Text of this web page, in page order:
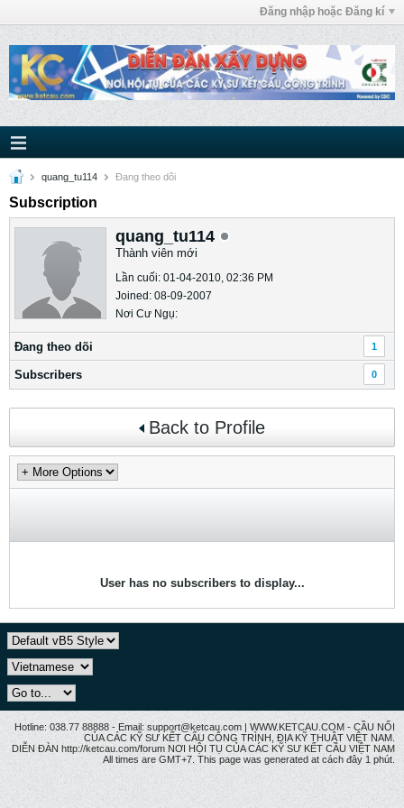
Đăng nhập hoặc Đăng kí
quang_tu114 Ðang theo dõi
Subscription
quang_tu114
Thành viên mới
Lần cuối: 01-04-2010, 02:36 PM
Joined: 08-09-2007
Nơi Cư Ngụ:
Ðang theo dõi 1
Subscribers 0
Back to Profile
User has no subscribers to display...
Hotline: 038.77 88888 - Email: support@ketcau.com | WWW.KETCAU.COM - CẦU NỐI
CỦA CÁC KỸ SƯ KẾT CẤU CÔNG TRÌNH, ĐỊA KỸ THUẬT VIỆT NAM.
DIỄN ĐÀN http://ketcau.com/forum NƠI HỘI TỤ CỦA CÁC KỸ SƯ KẾT CÂU VIỆT NAM
All times are GMT+7. This page was generated at cách đây 1 phút.